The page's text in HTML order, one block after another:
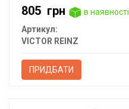
805 грн
в наявності
Артикул:
VICTOR REINZ
ПРИДБАТИ